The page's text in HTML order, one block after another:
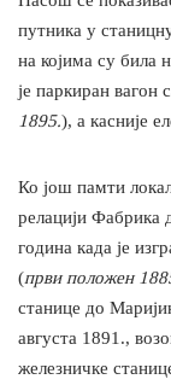
путника у
на којима су била
је паркиран вагон
1895.), а касније
Ко још памти
релацији Фабрика
година када је
(први положен
станице до
августа 1891.,
железничке